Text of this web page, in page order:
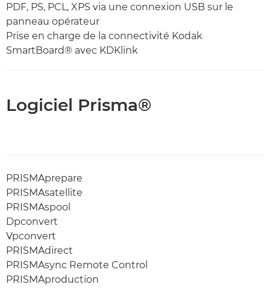
PDF, PS, PCL, XPS via une connexion USB sur le
panneau opérateur
Prise en charge de la connectivité Kodak
SmartBoard® avec KDKlink
Logiciel Prisma®
PRISMAprepare
PRISMAsatellite
PRISMAspool
Dpconvert
Vpconvert
PRISMAdirect
PRISMAsync Remote Control
PRISMAproduction